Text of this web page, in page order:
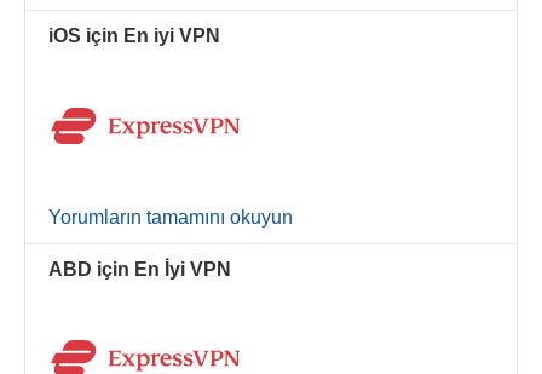
iOS için En iyi VPN
Yorumların tamamını okuyun
ABD için En İyi VPN